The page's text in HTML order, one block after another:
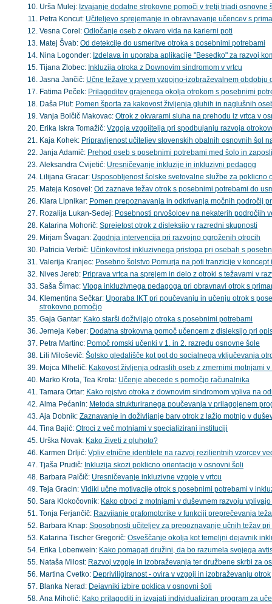
Urša Mulej: Izvajanje dodatne strokovne pomoči v tretji triadi osnovne
Petra Koncut: Učiteljevo sprejemanje in obravnavanje učencev s
Vesna Corel: Odločanje oseb z okvaro vida na karierni poti
Matej Švab: Od detekcije do usmeritve otroka s posebnimi potrebami
Nina Logonder: Izdelava in uporaba aplikacije "Besedko" za razvoj
Tijana Zlobec: Inkluzija otroka z Downovim sindromom v vrtcu
Jasna Jančič: Učne težave v prvem vzgojno-izobraževalnem obdobju
Fatima Peček: Prilagoditev grajenega okolja otrokom s posebnimi
Daša Plut: Pomen športa za kakovost življenja gluhih in naglušnih
Vanja Bolčič Makovac: Otrok z okvarami sluha na prehodu iz vrtca v
Erika Iskra Tomažič: Vzgoja vzgojitelja pri spodbujanju razvoja
Kaja Kohek: Pripravljenost učiteljev slovenskih obalnih osnovnih šol
Janja Adamič: Prehod oseb s posebnimi potrebami med šolo in
Aleksandra Cvijetić: Uresničevanje inkluzije in inkluzivni pedagog
Lilijana Gracar: Usposobljenost šolske svetovalne službe za poklicno
Mateja Kosovel: Od zaznave težav otrok s posebnimi potrebami do
Klara Lipnikar: Pomen prepoznavanja in odkrivanja močnih področij
Rozalija Lukan-Sedej: Posebnosti prvošolcev na nekaterih področjih
Katarina Mohorič: Sprejetost otrok z disleksijo v razredni skupnosti
Mirjam Švagan: Zgodnja intervencija pri razvojno ogroženih otrocih
Patricia Verbič: Učinkovitost inkluzivnega pristopa pri osebah s
Valerija Kranjec: Posebno šolstvo Pomurja na poti tranzicije v
Nives Jereb: Priprava vrtca na sprejem in delo z otroki s težavami v
Saša Šimac: Vloga inkluzivnega pedagoga pri obravnavi otrok s
Klementina Sečkar: Uporaba IKT pri poučevanju in učenju otrok s
strokovno pomočjo
Gaja Gantar: Kako starši doživljajo otroka s posebnimi potrebami
Jerneja Keber: Dodatna strokovna pomoč učencem z disleksijo pri
Petra Martinc: Pomoč romski učenki v 1. in 2. razredu osnovne šole
Lili Miloševič: Šolsko gledališče kot pot do socialnega vključevanja
Mojca MIhelič: Kakovost življenja odraslih oseb z zmernimi motnjami
Marko Krota, Tea Krota: Učenje abecede s pomočjo računalnika
Tamara Ortar: Kako rojstvo otroka z downovim sindromom vpliva na
Alma Pećanin: Metoda strukturiranega poučevanja v prilagojenem
Aja Dobnik: Zaznavanje in doživljanje barv otrok z lažjo motnjo v
Tina Bajić: Otroci z več motnjami v specializirani instituciji
Urška Novak: Kako živeti z gluhoto?
Karmen Drljić: Vpliv etnične identitete na razvoj rezilientnih vzorcev
Tjaša Prudič: Inkluzija skozi poklicno orientacijo v osnovni šoli
Barbara Palčič: Uresničevanje inkluzivne vzgoje v vrtcu
Teja Gracin: Vidiki učne motivacije otrok s posebnimi potrebami v
Sara Klokočovnik: Kako otroci z motnjami v duševnem razvoju
Tonja Ferjančič: Razvijanje grafomotorike v funkciji preprečevanja
Barbara Knap: Sposobnosti učiteljev za prepoznavanje učnih težav
Katarina Tischer Gregorič: Osveščanje okolja kot temeljni dejavnik
Erika Lobenwein: Kako pomagati družini, da bo razumela svojega
Nataša Milost: Razvoj vzgoje in izobraževanja ter družbene skrbi za
Martina Cvetko: Depriviligiranost - ovira v vzgoji in izobraževanju otrok
Blanka Nerad: Dejavniki izbire poklica v osnovni šoli
Ana Miholić: Kako prilagoditi in izvajati individualiziran program za